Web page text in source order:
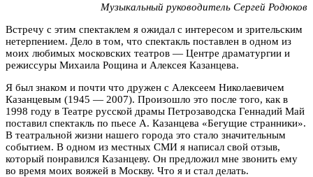
Музыкальный руководитель Сергей Родюков
Встречу с этим спектаклем я ожидал с интересом и зрительским
нетерпением. Дело в том, что спектакль поставлен в одном из
моих любимых московских театров — Центре драматургии и
режиссуры Михаила Рощина и Алексея Казанцева.
Я был знаком и почти что дружен с Алексеем Николаевичем
Казанцевым (1945 — 2007). Произошло это после того, как в
1998 году в Театре русской драмы Петрозаводска Геннадий Май
поставил спектакль по пьесе А. Казанцева «Бегущие странники».
В театральной жизни нашего города это стало значительным
событием. В одном из местных СМИ я написал свой отзыв,
который понравился Казанцеву. Он предложил мне звонить ему
во время моих вояжей в Москву. Что я и стал делать.